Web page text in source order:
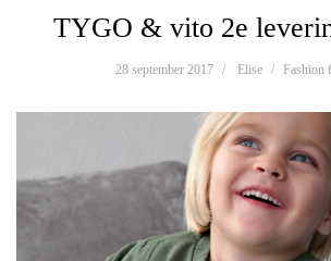
TYGO & vito 2e
28 september 2017 Elise Fashion